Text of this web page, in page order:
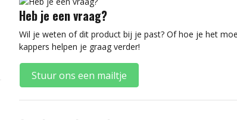
Heb je een vraag?
Wil je weten of dit product bij je past? Of hoe je het
kappers helpen je graag verder!
Stuur ons een mailtje